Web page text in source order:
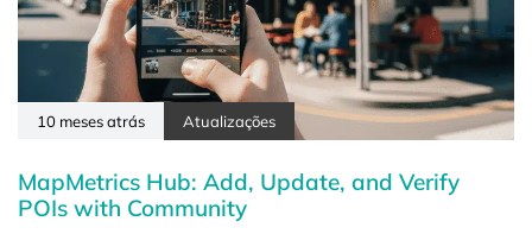
10 meses atrás Atualizações
MapMetrics Hub: Add, Update, and Verify
POIs with Community